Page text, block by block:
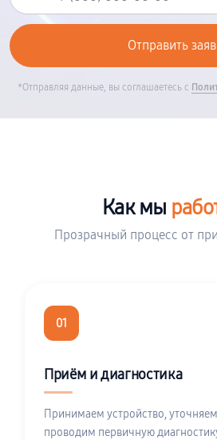
*Отправляя данные, вы соглашаетесь с
Как мы
Прозрачный процесс от
01
Приём и диагностика
Принимаем устройство,
проводим первичную